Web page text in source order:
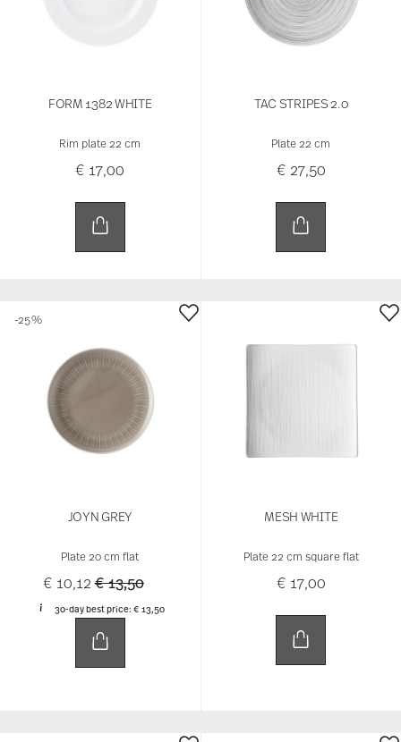
FORM 1382 WHITE
Rim plate 22 cm
€ 17,00
TAC STRIPES 2.0
Plate 22 cm
€ 27,50
JOYN GREY
Plate 20 cm flat
€ 10,12Price reduced from
€ 13,50to
30-day best price:€ 13,50
-25%
MESH WHITE
Plate 22 cm square flat
€ 17,00